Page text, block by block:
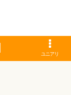
ユニアリ